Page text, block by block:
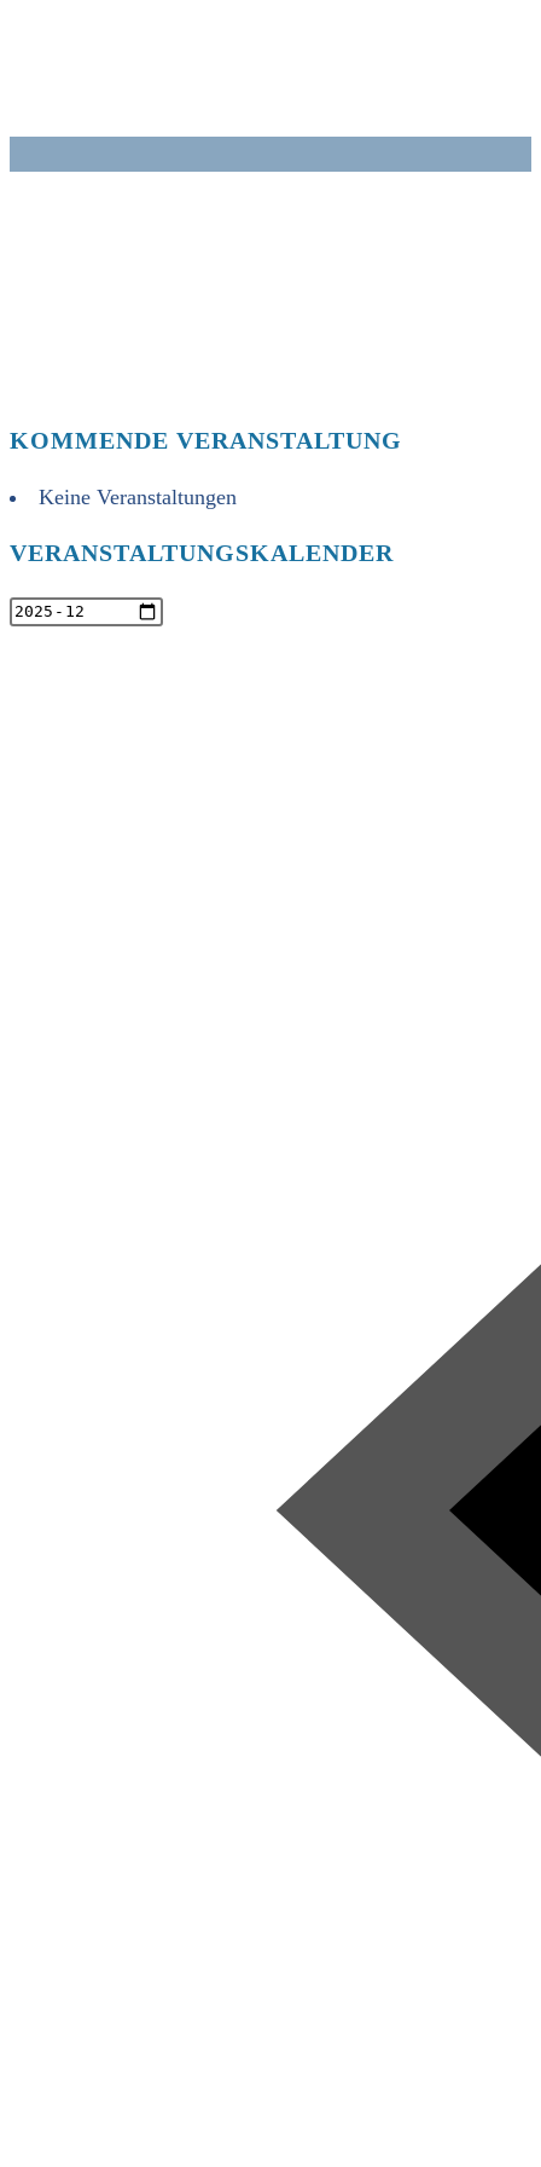
KOMMENDE VERANSTALTUNG
Keine Veranstaltungen
VERANSTALTUNGSKALENDER